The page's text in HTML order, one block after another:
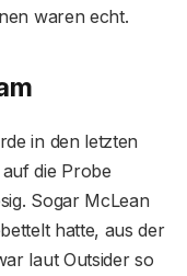
waren echt.
in den letzten
die Probe
Sogar McLean
hatte, aus der
laut Outsider so